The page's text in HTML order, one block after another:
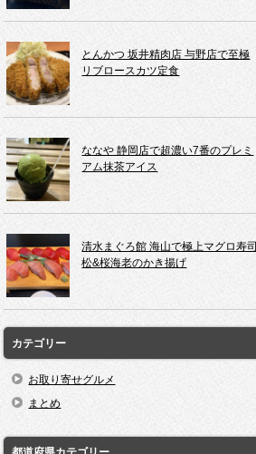
とんかつ 坂井精肉店 与野店で至極
リブロースカツ定食
ななや 静岡店で超濃い7番のプレミ
アム抹茶アイス
清水まぐろ館 海山で極上マグロ寿司
松&桜海老のかき揚げ
カテゴリー
お取り寄せグルメ
まとめ